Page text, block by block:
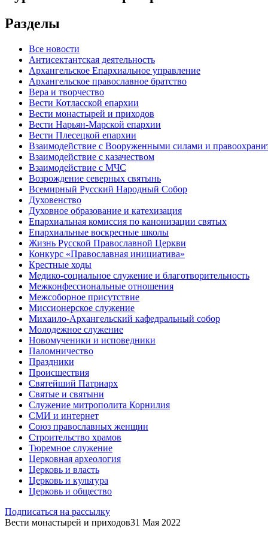
Разделы
Все новости
Антисектантская деятельность
Архангельское Епархиальное управление
Архангельское православное братство
Вера и творчество
Вести Котласской епархии
Вести монастырей и приходов
Вести Нарьян-Марской епархии
Вести Плесецкой епархии
Взаимодействие с Вооруженными силами и
Взаимодействие с казачеством
Взаимодействие с МЧС
Возрождение северных святынь
Всемирный Русский Народный Собор
Духовенство
Духовное образование и катехизация
Епархиальная комиссия по канонизации святых
Епархиальные воскресные школы
Жизнь Русской Православной Церкви
Конкурс «Православная инициатива»
Крестные ходы
Медико-социальное служение и благотворительность
Межконфессиональные отношения
Межсоборное присутствие
Миссионерское служение
Михаило-Архангельский кафедральный собор
Молодежное служение
Новомученики и исповедники
Паломничество
Праздники
Происшествия
Святейший Патриарх
Святые и святыни
Служение митрополита Корнилия
СМИ и интернет
Союз православных женщин
Строительство храмов
Тюремное служение
Церковная археология
Церковь и власть
Церковь и культура
Церковь и общество
Подписаться на рассылку
Вести монастырей и приходов31 Мая 2022